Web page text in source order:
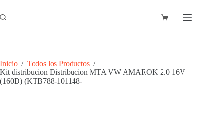
al
contenido
Carro
Inicio / Todos los Productos /
Kit distribucion Distribucion MTA VW AMAROK 2.0 16V
(160D) (KTB788-101148-